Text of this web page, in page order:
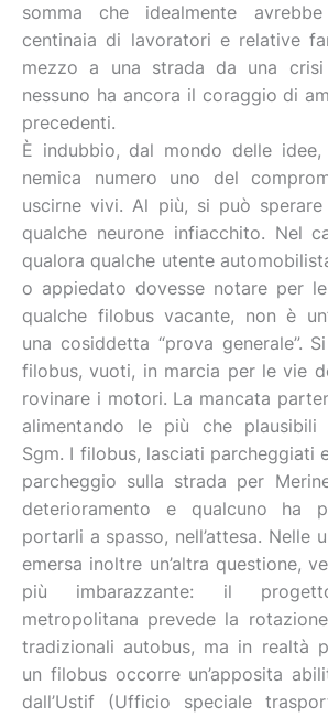
somma che idealmente
centinaia di lavoratori e relative
mezzo a una strada da una crisi
nessuno ha ancora il coraggio di
precedenti.
È indubbio, dal mondo delle idee,
nemica numero uno del
uscirne vivi. Al più, si può
qualche neurone infiacchito. Nel
qualora qualche utente
o appiedato dovesse notare per
qualche filobus vacante, non è
una cosiddetta “prova generale”.
filobus, vuoti, in marcia per le vie
rovinare i motori. La mancata
alimentando le più che plausibili
Sgm. I filobus, lasciati parcheggiati
parcheggio sulla strada per
deterioramento e qualcuno ha
portarli a spasso, nell’attesa. Nelle
emersa inoltre un’altra questione,
più imbarazzante: il
metropolitana prevede la
tradizionali autobus, ma in realtà
un filobus occorre un’apposita
dall’Ustif (Ufficio speciale